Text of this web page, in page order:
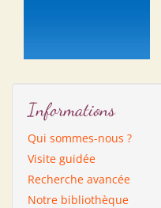
Informations
Qui sommes-nous ?
Visite guidée
Recherche avancée
Notre bibliothèque